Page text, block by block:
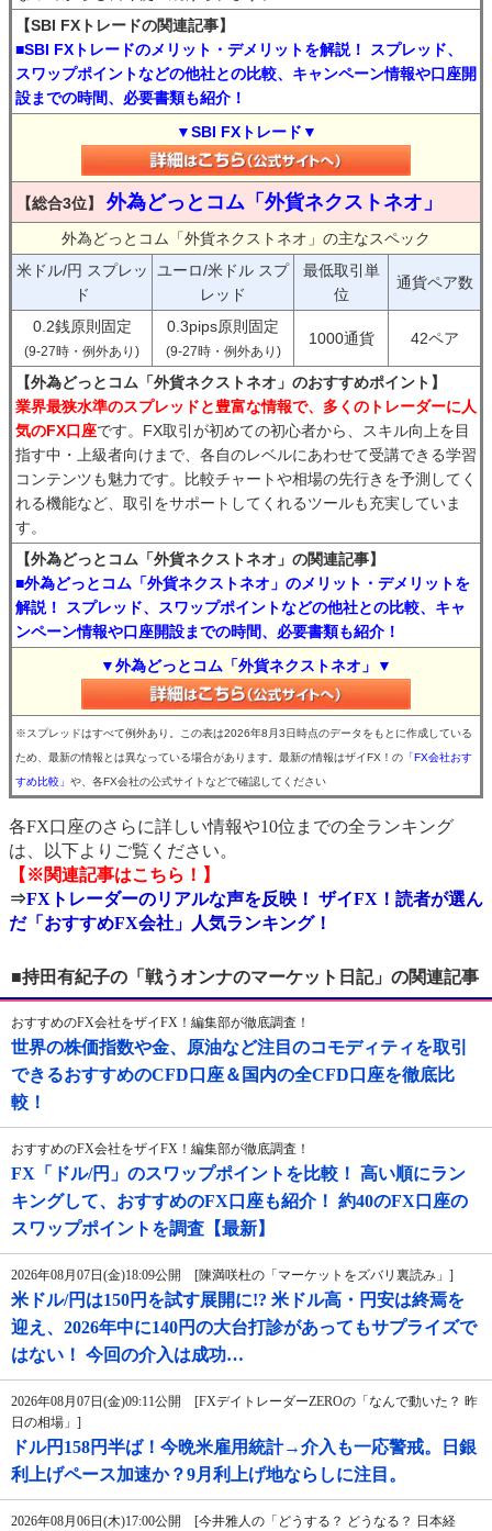
【SBI FXトレードの関連記事】
■SBI FXトレードのメリット・デメリットを解説！ スプレッド、
スワップポイントなどの他社との比較、キャンペーン情報や口座開
設までの時間、必要書類も紹介！
▼SBI FXトレード▼
【総合3位】 外為どっとコム「外貨ネクストネオ」
外為どっとコム「外貨ネクストネオ」の主なスペック
米ドル/円 スプレッ
ド
ユーロ/米ドル スプ
レッド
最低取引単
位
通貨ペア数
0.2銭原則固定
(9-27時・例外あり)
0.3pips原則固定
(9-27時・例外あり)
1000通貨 42ペア
【外為どっとコム「外貨ネクストネオ」のおすすめポイント】
業界最狭水準のスプレッドと豊富な情報で、多くのトレーダーに人
気のFX口座です。FX取引が初めての初心者から、スキル向上を目
指す中・上級者向けまで、各自のレベルにあわせて受講できる学習
コンテンツも魅力です。比較チャートや相場の先行きを予測してく
れる機能など、取引をサポートしてくれるツールも充実していま
す。
【外為どっとコム「外貨ネクストネオ」の関連記事】
■外為どっとコム「外貨ネクストネオ」のメリット・デメリットを
解説！ スプレッド、スワップポイントなどの他社との比較、キャ
ンペーン情報や口座開設までの時間、必要書類も紹介！
▼外為どっとコム「外貨ネクストネオ」▼
※スプレッドはすべて例外あり。この表は2026年8月3日時点のデータをもとに作成している
ため、最新の情報とは異なっている場合があります。最新の情報はザイFX！の 「FX会社おす
すめ比較」 や、各FX会社の公式サイトなどで確認してください
各FX口座のさらに詳しい情報や10位までの全ランキング
は、以下よりご覧ください。
【※関連記事はこちら！】
⇒FXトレーダーのリアルな声を反映！ ザイFX！読者が選ん
だ「おすすめFX会社」人気ランキング！
■持田有紀子の「戦うオンナのマーケット日記」の関連記事
おすすめのFX会社をザイFX！編集部が徹底調査！
世界の株価指数や金、原油など注目のコモディティを取引
できるおすすめのCFD口座＆国内の全CFD口座を徹底比
較！
おすすめのFX会社をザイFX！編集部が徹底調査！
FX「ドル/円」のスワップポイントを比較！ 高い順にラン
キングして、おすすめのFX口座も紹介！ 約40のFX口座の
スワップポイントを調査【最新】
2026年08月07日(金)18:09公開 [陳満咲杜の「マーケットをズバリ裏読み」]
米ドル/円は150円を試す展開に!? 米ドル高・円安は終焉を
迎え、2026年中に140円の大台打診があってもサプライズで
はない！ 今回の介入は成功…
2026年08月07日(金)09:11公開 [FXデイトレーダーZEROの「なんで動いた？ 昨
日の相場」]
ドル円158円半ば！今晩米雇用統計→介入も一応警戒。日銀
利上げペース加速か？9月利上げ地ならしに注目。
2026年08月06日(木)17:00公開 [今井雅人の「どうする？ どうなる？ 日本経